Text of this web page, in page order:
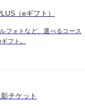
（eギフト）
フォトなど、選べるコース
フト。
チケット